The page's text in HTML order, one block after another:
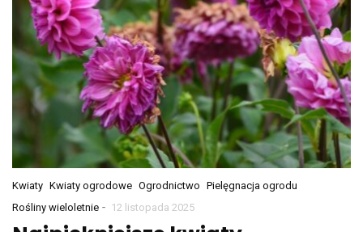
Kwiaty Kwiaty ogrodowe Ogrodnictwo Pielęgnacja ogrodu
Rośliny wieloletnie - 12 listopada 2025